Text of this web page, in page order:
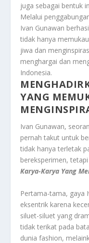
juga sebagai bentuk
Melalui
Ivan Gunawan
tidak hanya
jiwa dan
menghargai dan
Indonesia.
YANG
Ivan Gunawan,
pernah takut untuk
tidak hanya terletak
bereksperimen,
Karya-Karya Yang
Pertama-tama, gaya
eksentrik karena
siluet-siluet yang
tidak terikat pada
dunia fashion,